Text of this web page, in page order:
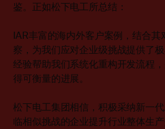
鉴。正如松下电工所总结：
IAR丰富的海内外客户案例，结合其
察，为我们应对企业级挑战提供了
经验帮助我们系统化重构开发流程
得可衡量的进展。
松下电工集团相信，积极采纳新一
临相似挑战的企业提升行业整体生产